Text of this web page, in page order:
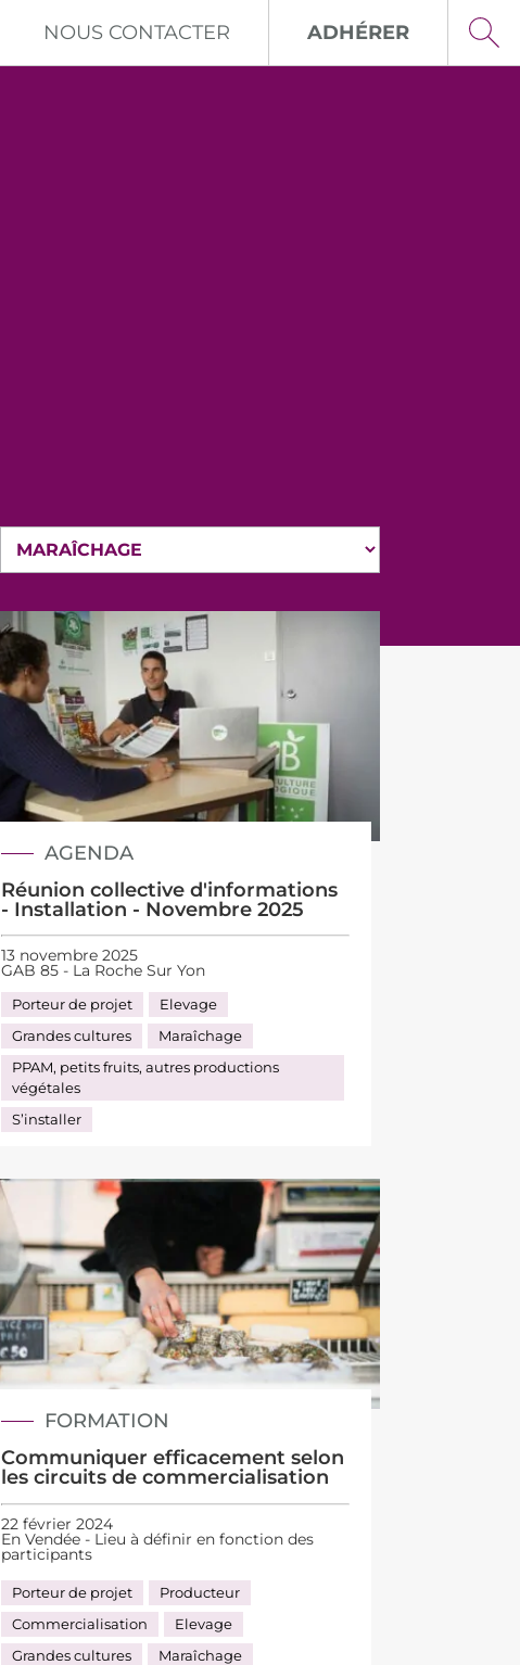
NOUS CONTACTER ADHÉRER
AGENDA
Réunion collective d'informations
- Installation - Novembre 2025
13 novembre 2025
GAB 85 - La Roche Sur Yon
Porteur de projet
Elevage
Grandes cultures
Maraîchage
PPAM, petits fruits, autres productions
végétales
S’installer
FORMATION
Communiquer efficacement selon
les circuits de commercialisation
22 février 2024
En Vendée - Lieu à définir en fonction des
participants
Porteur de projet
Producteur
Commercialisation
Elevage
Grandes cultures
Maraîchage